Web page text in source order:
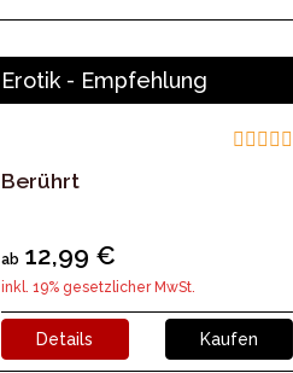
Erotik - Empfehlung
Berührt
ab 12,99 €
inkl. 19% gesetzlicher MwSt.
Details Kaufen